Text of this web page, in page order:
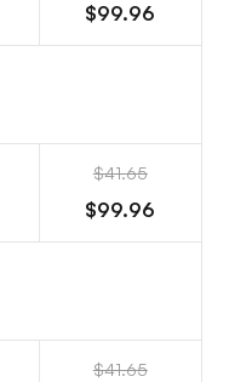
$99.96
$41.65
$99.96
$41.65